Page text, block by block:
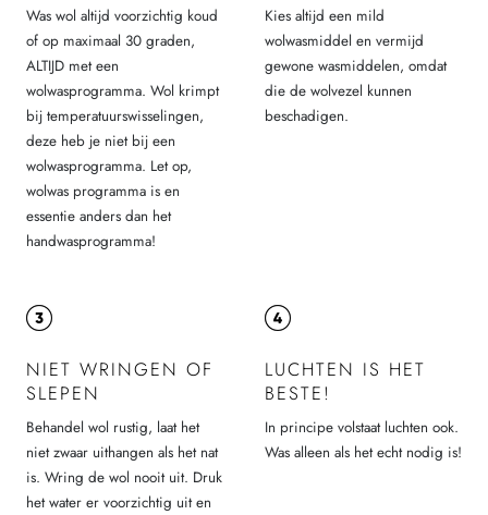
Was wol altijd voorzichtig koud
of op maximaal 30 graden,
ALTIJD met een
wolwasprogramma. Wol krimpt
bij temperatuurswisselingen,
deze heb je niet bij een
wolwasprogramma. Let op,
wolwas programma is en
essentie anders dan het
handwasprogramma!
Kies altijd een mild
wolwasmiddel en vermijd
gewone wasmiddelen, omdat
die de wolvezel kunnen
beschadigen.
NIET WRINGEN OF
SLEPEN
Behandel wol rustig, laat het
niet zwaar uithangen als het nat
is. Wring de wol nooit uit. Druk
het water er voorzichtig uit en
LUCHTEN IS HET
BESTE!
In principe volstaat luchten ook.
Was alleen als het echt nodig is!